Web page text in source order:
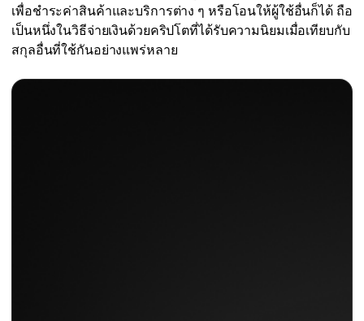
เพื่อชำระค่าสินค้าและบริการต่าง ๆ หรือโอนให้ผู้ใช้อื่นก็ได้ ถือ
เป็นหนึ่งในวิธีจ่ายเงินด้วยคริปโตที่ได้รับความนิยมเมื่อเทียบกับ
สกุลอื่นที่ใช้กันอย่างแพร่หลาย